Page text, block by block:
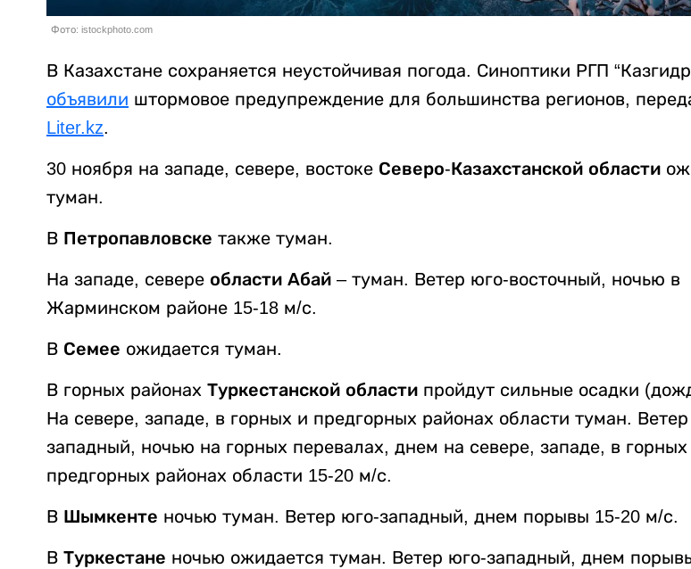
Фото: istockphoto.com
В Казахстане сохраняется неустойчивая погода. Синоптики РГП
объявили штормовое предупреждение для большинства регионов,
Liter.kz.
30 ноября на западе, севере, востоке Северо-Казахстанской области
туман.
В Петропавловске также туман.
На западе, севере области Абай – туман. Ветер юго-восточный, ночью в
Жарминском районе 15-18 м/с.
В Семее ожидается туман.
В горных районах Туркестанской области пройдут сильные осадки
На севере, западе, в горных и предгорных районах области туман.
западный, ночью на горных перевалах, днем на севере, западе, в горных
предгорных районах области 15-20 м/с.
В Шымкенте ночью туман. Ветер юго-западный, днем порывы 15-20 м/с.
В Туркестане ночью ожидается туман. Ветер юго-западный, днем